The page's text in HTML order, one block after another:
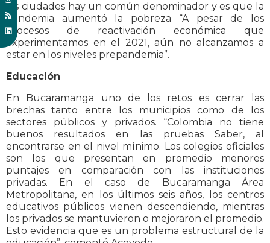
las ciudades hay un común denominador y es que la
pandemia aumentó la pobreza “A pesar de los
procesos de reactivación económica que
experimentamos en el 2021, aún no alcanzamos a
estar en los niveles prepandemia”.
Educación
En Bucaramanga uno de los retos es cerrar las
brechas tanto entre los municipios como de los
sectores públicos y privados. “Colombia no tiene
buenos resultados en las pruebas Saber, al
encontrarse en el nivel mínimo. Los colegios oficiales
son los que presentan en promedio menores
puntajes en comparación con las instituciones
privadas. En el caso de Bucaramanga Área
Metropolitana, en los últimos seis años, los centros
educativos públicos vienen descendiendo, mientras
los privados se mantuvieron o mejoraron el promedio.
Esto evidencia que es un problema estructural de la